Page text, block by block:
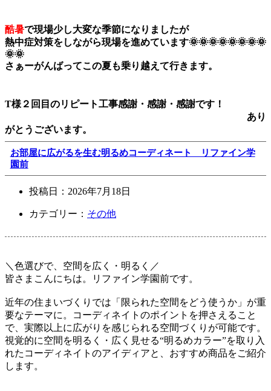
酷暑で現場少し大変な季節になりましたが
熱中症対策をしながら現場を進めています🌞🌞🌞🌞🌞🌞🌞🌞
🌞🌞
さぁーがんばってこの夏も乗り越えて行きます。
T様２回目のリピート工事感謝・感謝・感謝です！
あり
がとうございます。
お部屋に広がるを生む明るめコーディネート リファイン学
園前
投稿日： 2026年7月18日
カテゴリー： その他
＼色選びで、空間を広く・明るく／
皆さまこんにちは。リファイン学園前です。
近年の住まいづくりでは「限られた空間をどう使うか」が重
要なテーマに。コーディネイトのポイントを押さえること
で、実際以上に広がりを感じられる空間づくりが可能です。
視覚的に空間を明るく・広く見せる“明るめカラー”を取り入
れたコーディネイトのアイディアと、おすすめ商品をご紹介
します。